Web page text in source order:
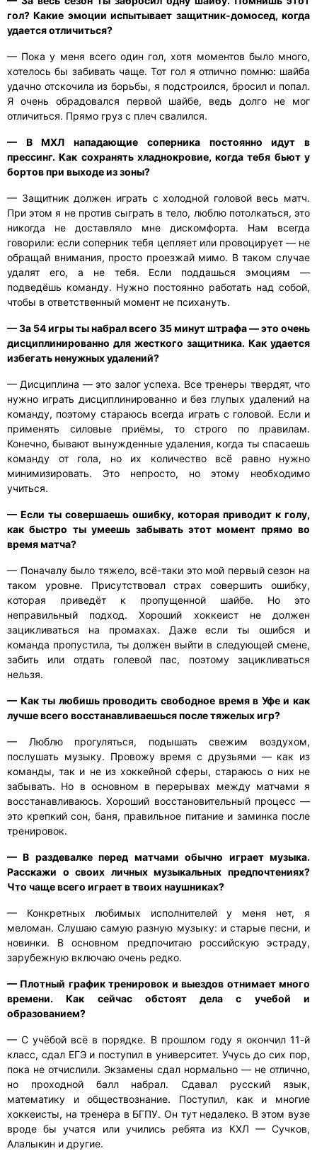
гол? Какие эмоции испытывает защитник-домосед, когда
удается отличиться?
— Пока у меня всего один гол, хотя моментов было много,
хотелось бы забивать чаще. Тот гол я отлично помню: шайба
удачно отскочила из борьбы, я подстроился, бросил и попал.
Я очень обрадовался первой шайбе, ведь долго не мог
отличиться. Прямо груз с плеч свалился.
— В МХЛ нападающие соперника постоянно идут в
прессинг. Как сохранять хладнокровие, когда тебя бьют у
бортов при выходе из зоны?
— Защитник должен играть с холодной головой весь матч.
При этом я не против сыграть в тело, люблю потолкаться, это
никогда не доставляло мне дискомфорта. Нам всегда
говорили: если соперник тебя цепляет или провоцирует — не
обращай внимания, просто проезжай мимо. В таком случае
удалят его, а не тебя. Если поддашься эмоциям —
подведёшь команду. Нужно постоянно работать над собой,
чтобы в ответственный момент не психануть.
— За 54 игры ты набрал всего 35 минут штрафа — это очень
дисциплинированно для жесткого защитника. Как удается
избегать ненужных удалений?
— Дисциплина — это залог успеха. Все тренеры твердят, что
нужно играть дисциплинированно и без глупых удалений на
команду, поэтому стараюсь всегда играть с головой. Если и
применять силовые приёмы, то строго по правилам.
Конечно, бывают вынужденные удаления, когда ты спасаешь
команду от гола, но их количество всё равно нужно
минимизировать. Это непросто, но этому необходимо
учиться.
— Если ты совершаешь ошибку, которая приводит к голу,
как быстро ты умеешь забывать этот момент прямо во
время матча?
— Поначалу было тяжело, всё-таки это мой первый сезон на
таком уровне. Присутствовал страх совершить ошибку,
которая приведёт к пропущенной шайбе. Но это
неправильный подход. Хороший хоккеист не должен
зацикливаться на промахах. Даже если ты ошибся и
команда пропустила, ты должен выйти в следующей смене,
забить или отдать голевой пас, поэтому зацикливаться
нельзя.
— Как ты любишь проводить свободное время в Уфе и как
лучше всего восстанавливаешься после тяжелых игр?
— Люблю прогуляться, подышать свежим воздухом,
послушать музыку. Провожу время с друзьями — как из
команды, так и не из хоккейной сферы, стараюсь о них не
забывать. Но в основном в перерывах между матчами я
восстанавливаюсь. Хороший восстановительный процесс —
это крепкий сон, баня, правильное питание и заминка после
тренировок.
— В раздевалке перед матчами обычно играет музыка.
Расскажи о своих личных музыкальных предпочтениях?
Что чаще всего играет в твоих наушниках?
— Конкретных любимых исполнителей у меня нет, я
меломан. Слушаю самую разную музыку: и старые песни, и
новинки. В основном предпочитаю российскую эстраду,
зарубежную включаю очень редко.
— Плотный график тренировок и выездов отнимает много
времени. Как сейчас обстоят дела с учебой и
образованием?
— С учёбой всё в порядке. В прошлом году я окончил 11-й
класс, сдал ЕГЭ и поступил в университет. Учусь до сих пор,
пока не отчислили. Экзамены сдал нормально — не отлично,
но проходной балл набрал. Сдавал русский язык,
математику и обществознание. Поступил, как и многие
хоккеисты, на тренера в БГПУ. Он тут недалеко. В этом вузе
вроде бы учатся или учились ребята из КХЛ — Сучков,
Алалыкин и другие.